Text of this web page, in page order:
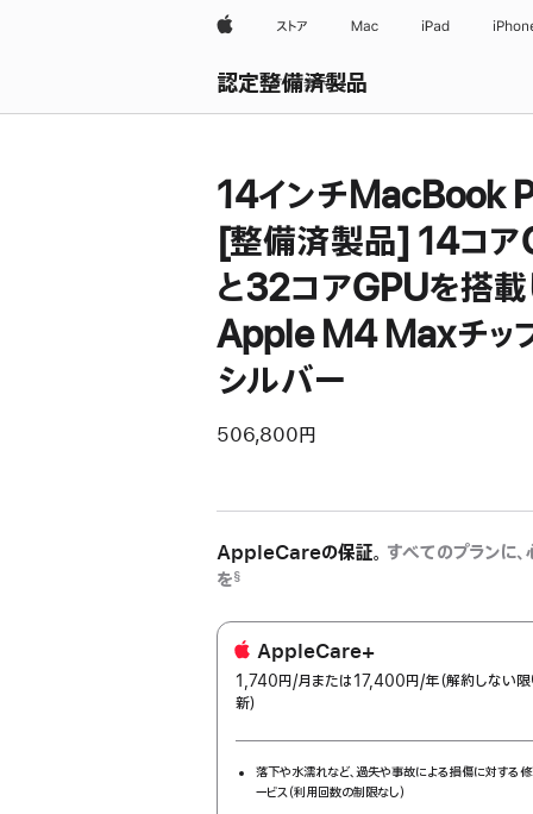
Appleストア Mac iPad
認定整備済製品
すべて表示
14インチMacBook
[整備済製品] 14コ
と32コアGPUを搭
Apple M4 Maxチッ
シルバー
506,800円
AppleCareの保証。 すべてのプランに
を§
AppleCare+
1,740円/月per
または17,400円/年年
（解約しない
新）
落下や水濡れなど、過失や事故による損傷に対する
ービス（利用回数の制限なし）